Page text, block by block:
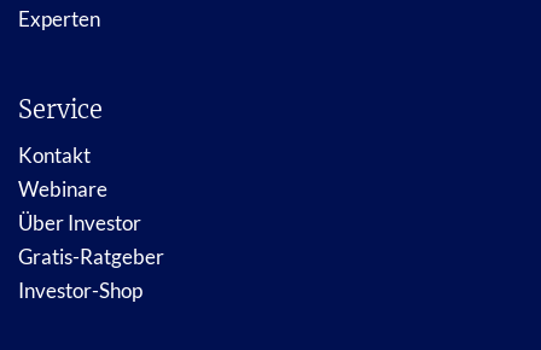
Experten
Service
Kontakt
Webinare
Über Investor
Gratis-Ratgeber
Investor-Shop